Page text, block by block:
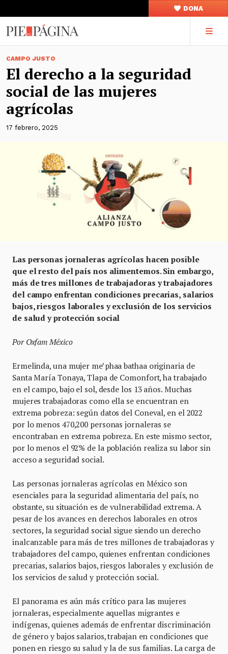
DONA
CAMPO JUSTO
El derecho a la seguridad
social de las mujeres
agrícolas
17 febrero, 2025
Las personas jornaleras agrícolas hacen posible
que el resto del país nos alimentemos. Sin embargo,
más de tres millones de trabajadoras y trabajadores
del campo enfrentan condiciones precarias, salarios
bajos, riesgos laborales y exclusión de los servicios
de salud y protección social
Por Oxfam México
Ermelinda, una mujer me’phaa bathaa originaria de
Santa María Tonaya, Tlapa de Comonfort, ha trabajado
en el campo, bajo el sol, desde los 13 años. Muchas
mujeres trabajadoras como ella se encuentran en
extrema pobreza: según datos del Coneval, en el 2022
por lo menos 470,200 personas jornaleras se
encontraban en extrema pobreza. En este mismo sector,
por lo menos el 92% de la población realiza su labor sin
acceso a seguridad social.
Las personas jornaleras agrícolas en México son
esenciales para la seguridad alimentaria del país, no
obstante, su situación es de vulnerabilidad extrema. A
pesar de los avances en derechos laborales en otros
sectores, la seguridad social sigue siendo un derecho
inalcanzable para más de tres millones de trabajadoras y
trabajadores del campo, quienes enfrentan condiciones
precarias, salarios bajos, riesgos laborales y exclusión de
los servicios de salud y protección social.
El panorama es aún más crítico para las mujeres
jornaleras, especialmente aquellas migrantes e
indígenas, quienes además de enfrentar discriminación
de género y bajos salarios, trabajan en condiciones que
ponen en riesgo su salud y la de sus familias. La carga de